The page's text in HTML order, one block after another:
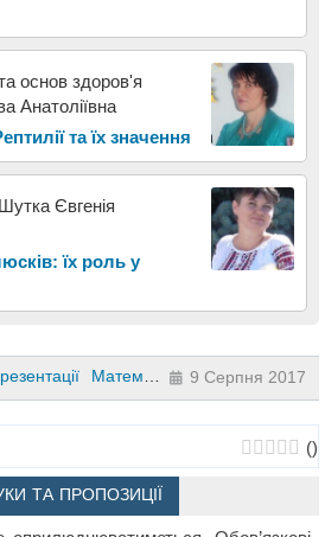
основ здоров'я
Анатоліївна
та їх значення
Євгенія
їх роль у
Математика 4 клас
9 Серпня 2017
()
ТА ПРОПОЗИЦІЇ